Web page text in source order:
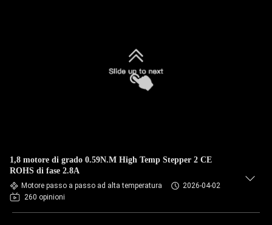
1,8 motore di grado 0.59N.M High Temp Stepper 2 CE
ROHS di fase 2.8A
Motore passo a passo ad alta temperatura
2026-04-02
260 opinioni